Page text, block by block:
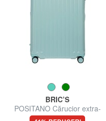
BRIC’S
POSITANO Cărucior extra-
mare, extensibil